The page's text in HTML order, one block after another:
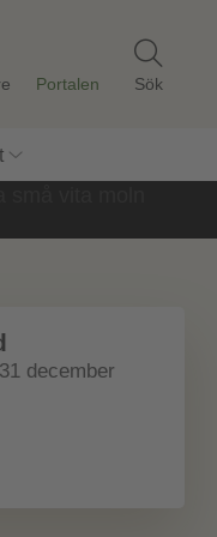
Portalen Sök
december